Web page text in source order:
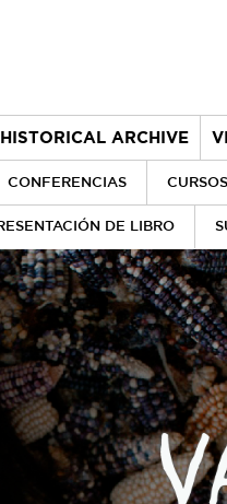
HISTORICAL ARCHIVE
CONFERENCIAS CURSOS
DE LIBRO